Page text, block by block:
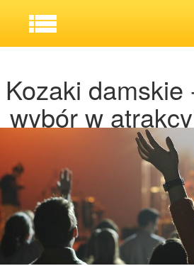
Kozaki damskie
wybór w